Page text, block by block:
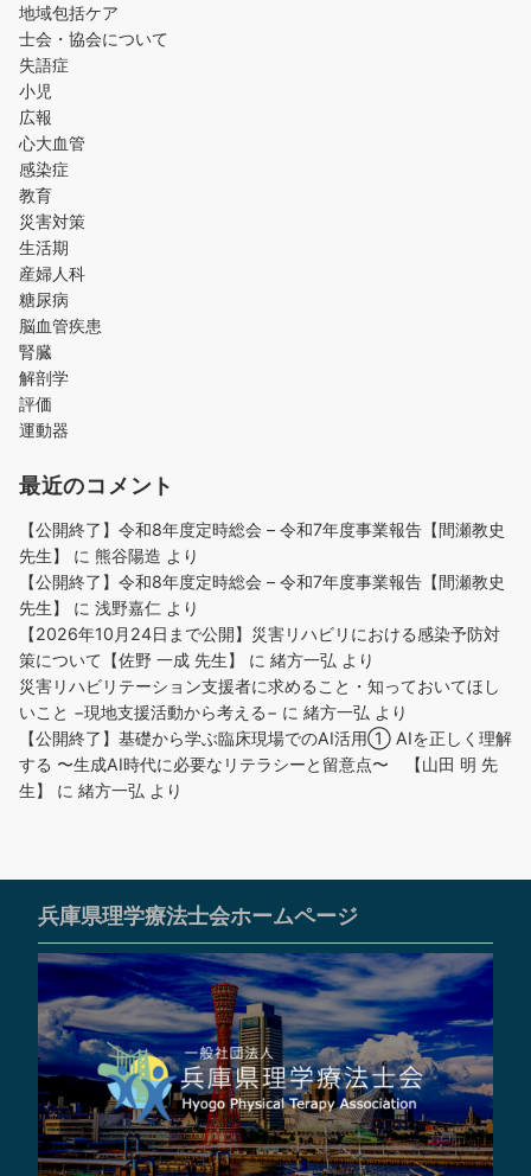
地域包括ケア
士会・協会について
失語症
小児
広報
心大血管
感染症
教育
災害対策
生活期
産婦人科
糖尿病
脳血管疾患
腎臓
解剖学
評価
運動器
最近のコメント
【公開終了】令和8年度定時総会 – 令和7年度事業報告【間瀬教史
先生】
に 熊谷陽造 より
【公開終了】令和8年度定時総会 – 令和7年度事業報告【間瀬教史
先生】
に 浅野嘉仁 より
【2026年10月24日まで公開】災害リハビリにおける感染予防対
策について【佐野 一成 先生】
に 緒方一弘 より
災害リハビリテーション支援者に求めること・知っておいてほし
いこと −現地支援活動から考える− に 緒方一弘 より
【公開終了】基礎から学ぶ臨床現場でのAI活用① AIを正しく理解
する 〜生成AI時代に必要なリテラシーと留意点〜 【山田 明 先
生】
に 緒方一弘 より
兵庫県理学療法士会ホームページ